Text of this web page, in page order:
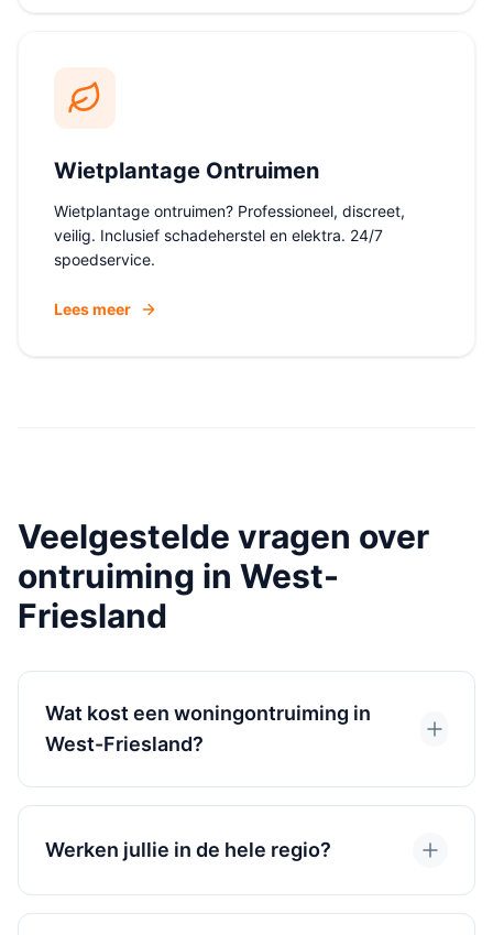
Wietplantage Ontruimen
Wietplantage ontruimen? Professioneel, discreet,
veilig. Inclusief schadeherstel en elektra. 24/7
spoedservice.
Lees meer
Veelgestelde vragen over
ontruiming in West-
Friesland
Wat kost een woningontruiming in
West-Friesland?
Werken jullie in de hele regio?